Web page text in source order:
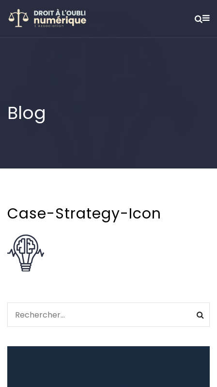
Blog
Case-Strategy-Icon